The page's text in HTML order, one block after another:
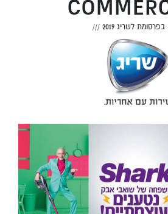
בפרסומת לשריג 2019 ///